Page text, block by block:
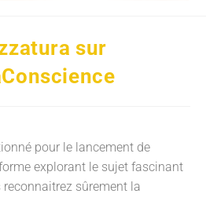
sur
pour le lancement de
explorant le sujet fascinant
reconnaitrez sûrement la